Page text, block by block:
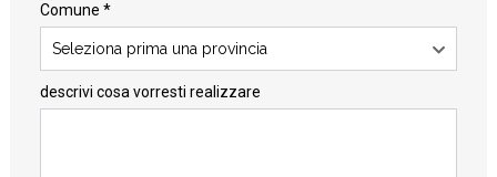
Comune *
Seleziona prima una provincia
descrivi cosa vorresti realizzare